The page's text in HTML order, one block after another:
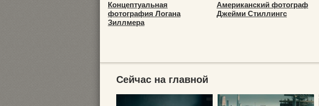
Концептуальная
фотография Логана
Зиллмера
Американский фотограф
Джейми Стиллингс
Сейчас на главной